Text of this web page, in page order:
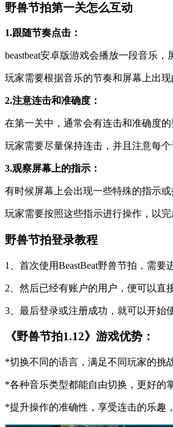
野兽节拍第一关怎么互动
1.跟随节奏点击：
beastbeat安卓版游戏会播放一段音乐
玩家需要根据音乐的节奏和屏幕上出
2.注意连击和准确度：
在第一关中，通常会有连击和准确度
玩家需要尽量保持连击，并且注意每
3.观察屏幕上的指示：
有时候屏幕上会出现一些特殊的指示或
玩家需要按照这些指示进行操作，以
野兽节拍登录教程
1、首次使用BeastBeat野兽节拍，需要
2、然后已经有账户的用户，便可以直
3、最后登录或注册成功，就可以开始
《野兽节拍1.12》游戏优势：
*切换不同的语言，满足不同玩家的挑
*各种音乐类型都能自由切换，更好的
*提升操作的准确性，享受连击的乐趣